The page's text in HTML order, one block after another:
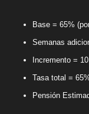
Base = 65%
Semanas
Incremento =
Tasa total =
Pensión